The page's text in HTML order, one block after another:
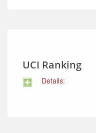
UCI Ranking
Details: